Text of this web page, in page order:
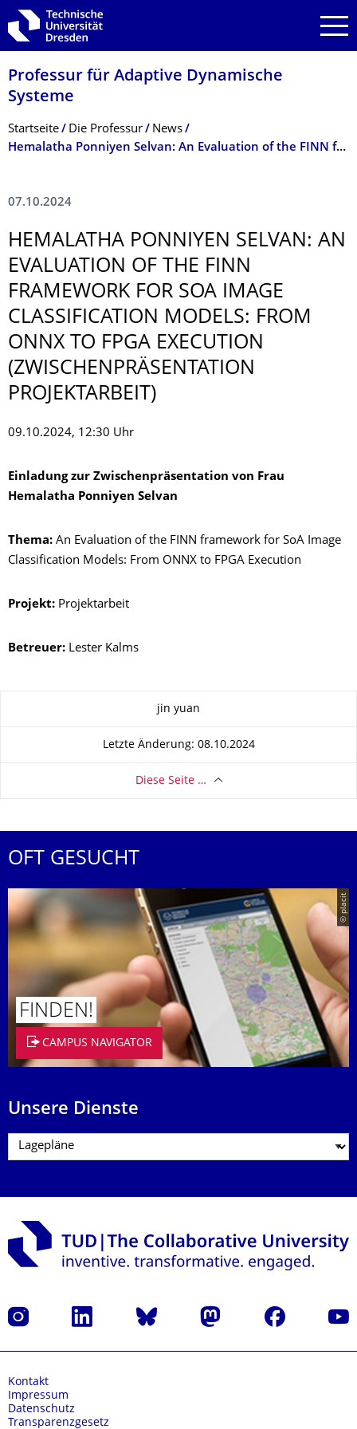
Zur Hauptnavigation springen
Zur Suche springen
Zum Inhalt springen
Professur für Adaptive Dynamische
Systeme
Breadcrumb-Menü
Startseite Die Professur
News
Hemalatha Ponniyen Selvan: An Evaluation of the FINN framework for SoA Image Classification Models: From ONNX to FPGA Execution (Zwischenpräsentation Projektarbeit)
07.10.2024
HEMALATHA PONNIYEN SELVAN: AN
EVALUATION OF THE FINN
FRAMEWORK FOR SOA IMAGE
CLASSIFICATION MODELS: FROM
ONNX TO FPGA EXECUTION
(ZWISCHENPRÄSEN­TATION
PROJEKTARBEIT)
09.10.2024, 12:30 Uhr
Einladung zur Zwischenpräsentation von Frau
Hemalatha Ponniyen Selvan
Thema: An Evaluation of the FINN framework for SoA Image
Classification Models: From ONNX to FPGA Execution
Projekt: Projektarbeit
Betreuer: Lester Kalms
jin yuan
Letzte Änderung: 08.10.2024
Diese Seite …
OFT GESUCHT
© placit
FINDEN!
CAMPUS NAVIGATOR
Unsere Dienste
Instagram LinkedIn Bluesky Mastodon Facebook
Kontakt
Impressum
Datenschutz
Transparenzgesetz